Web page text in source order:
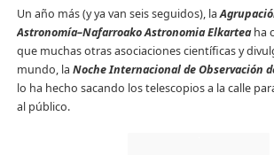
Un año más (y ya van seis seguidos), la
Astronomía–Nafarroako Astronomia Elkarteaha
que muchas otras asociaciones científicas y
mundo, la Noche Internacional de Observación
lo ha hecho sacando los telescopios a la calle
al público.